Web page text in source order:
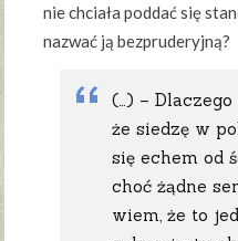
nie chciała poddać się
nazwać ją bezpruderyjną?
(…) –
że siedzę w
się echem od
choć żądne
wiem, że to